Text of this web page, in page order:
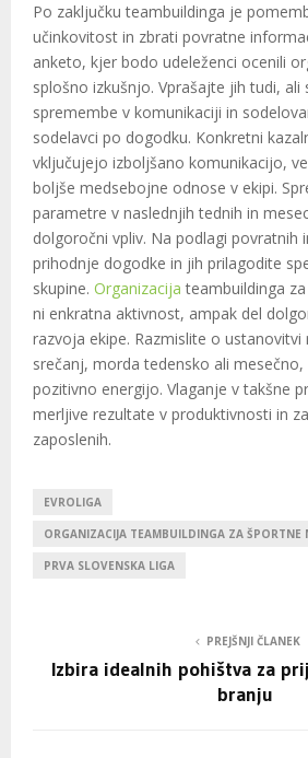
Po zaključku teambuildinga je
učinkovitost in zbrati povratne
anketo, kjer bodo udeleženci ocenili
splošno izkušnjo. Vprašajte jih tudi, ali
spremembe v komunikaciji in
sodelavci po dogodku. Konkretni
vključujejo izboljšano komunikacijo,
boljše medsebojne odnose v ekipi.
parametre v naslednjih tednih in
dolgoročni vpliv. Na podlagi povratnih
prihodnje dogodke in jih prilagodite
skupine. Organizacija teambuildinga
ni enkratna aktivnost, ampak del
razvoja ekipe. Razmislite o ustanovitvi
srečanj, morda tedensko ali
pozitivno energijo. Vlaganje v takšne
merljive rezultate v produktivnosti in
zaposlenih.
EVROLIGA
ORGANIZACIJA TEAMBUILDINGA ZA ŠPORTNE
PRVA SLOVENSKA LIGA
PREJŠNJI ČLANEK
Izbira idealnih pohištva za
branju